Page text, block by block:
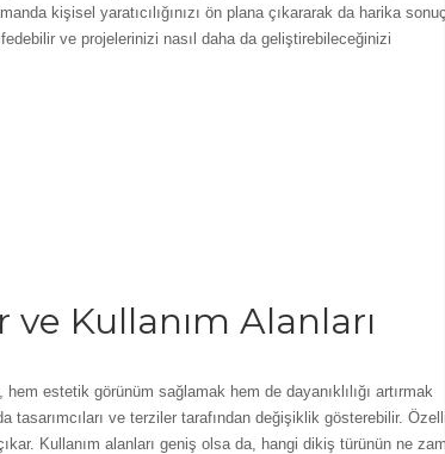
kişisel yaratıcılığınızı ön plana çıkararak da harika
ve projelerinizi nasıl daha da geliştirebileceğinizi
Kullanım Alanları
estetik görünüm sağlamak hem de dayanıklılığı artırmak
tasarımcıları ve terziler tarafından değişiklik gösterebilir.
Kullanım alanları geniş olsa da, hangi dikiş türünün ne